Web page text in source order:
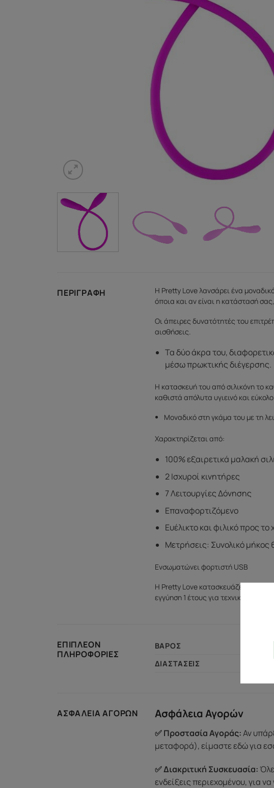
ΠΕΡΙΓΡΑΦΉ
Η Pretty Love λανσάρει ένα
όποια και αν είναι η κατάστασή
Οι άπειρες δυνατότητές του
αισθήσεις.
Τα δύο άκρα του,
μέσω πρωκτικής διέγερσης.
Η κατασκευή του από σιλικόνη το
καθιστά απόλυτα υγιεινό και
Μοναδικό στη γκάμα του με τη
Χαρακτηρίζεται από:
100% εξαιρετικά μαλακή
2 Ισχυροί κινητήρες
7 Λειτουργίες Δόνησης
Επαναφορτιζόμενο
Ευέλικτο και φιλικό προς το
Μετρήσεις: Συνολικό
Ενσωματώνει φορτιστή USB
Η Pretty Love κατασκευάζει
εγγύηση 1 έτους για τεχνικά
ΕΠΙΠΛΈΟΝ
ΠΛΗΡΟΦΟΡΊΕΣ
ΒΆΡΟΣ
ΔΙΑΣΤΆΣΕΙΣ
ΑΣΦΆΛΕΙΑ ΑΓΟΡΏΝ Ασφάλεια Αγορών
✅ Προστασία Αγοράς:Αν
μεταφορά), είμαστε εδώ για
✅ Διακριτική Συσκευασία:
ενδείξεις περιεχομένου, για